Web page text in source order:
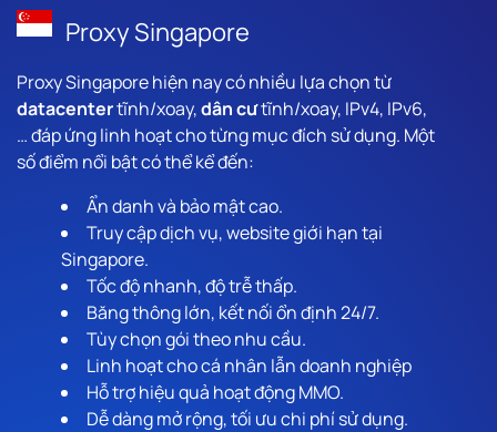
Proxy Singapore
Proxy Singapore hiện nay có nhiều lựa chọn từ
datacentertĩnh/xoay,dân cưtĩnh/xoay, IPv4, IPv6,
… đáp ứng linh hoạt cho từng mục đích sử dụng. Một
số điểm nổi bật có thể kể đến:
Ẩn danh và bảo mật cao.
Truy cập dịch vụ, website giới hạn tại
Singapore.
Tốc độ nhanh, độ trễ thấp.
Băng thông lớn, kết nối ổn định 24/7.
Tùy chọn gói theo nhu cầu.
Linh hoạt cho cá nhân lẫn doanh nghiệp
Hỗ trợ hiệu quả hoạt động MMO.
Dễ dàng mở rộng, tối ưu chi phí sử dụng.